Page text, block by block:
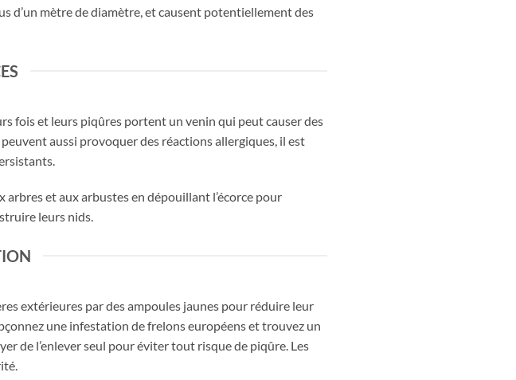
d’un mètre de diamètre, et causent potentiellement des
fois et leurs piqûres portent un venin qui peut causer des
aussi provoquer des réactions allergiques, il est
arbres et aux arbustes en dépouillant l’écorce pour
leurs nids.
extérieures par des ampoules jaunes pour réduire leur
une infestation de frelons européens et trouvez un
de l’enlever seul pour éviter tout risque de piqûre. Les